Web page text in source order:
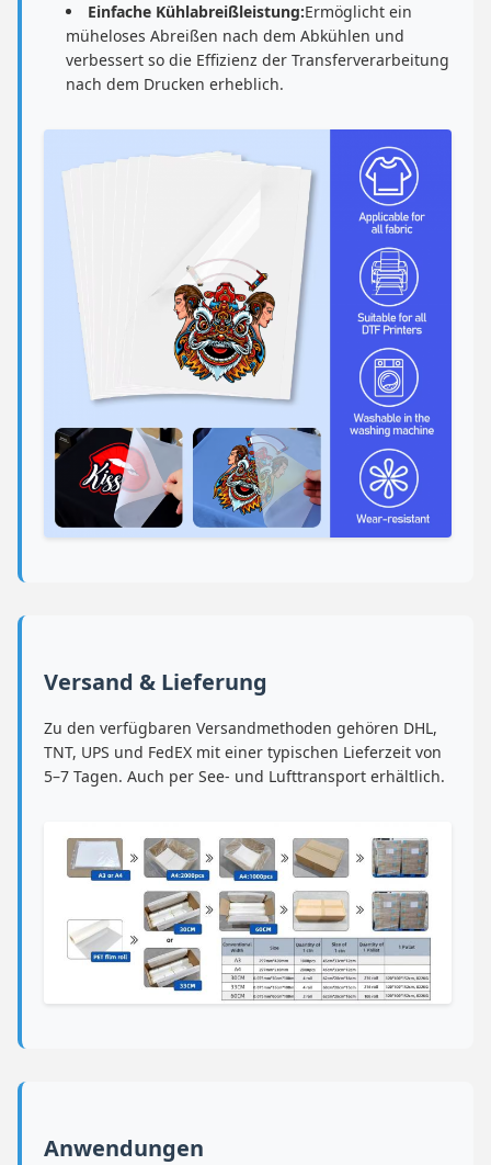
Einfache Kühlabreißleistung:Ermöglicht ein
müheloses Abreißen nach dem Abkühlen und
verbessert so die Effizienz der Transferverarbeitung
nach dem Drucken erheblich.
Versand & Lieferung
Zu den verfügbaren Versandmethoden gehören DHL,
TNT, UPS und FedEX mit einer typischen Lieferzeit von
5–7 Tagen. Auch per See- und Lufttransport erhältlich.
Anwendungen